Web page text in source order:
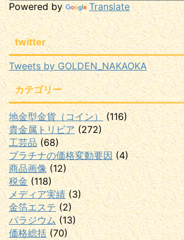
Powered by Translate
twitter
Tweets by GOLDEN_NAKAOKA
カテゴリー
地金型金貨（コイン）
(116)
貴金属トリビア (272)
工芸品(68)
プラチナの価格変動要因(4)
商品画像 (12)
税金 (118)
メディア実績(3)
金箔エステ(2)
パラジウム (13)
価格総括 (70)